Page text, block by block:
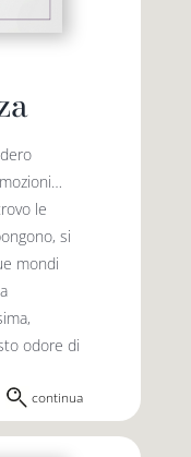
le
si
mondi
odore di
continua